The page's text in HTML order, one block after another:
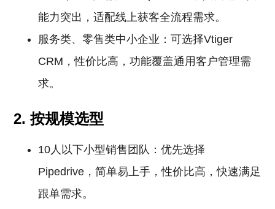
能力突出，适配线上获客全流程需求。
服务类、零售类中小企业：可选择Vtiger
CRM，性价比高，功能覆盖通用客户管理需
求。
2. 按规模选型
10人以下小型销售团队：优先选择
Pipedrive，简单易上手，性价比高，快速满足
跟单需求。